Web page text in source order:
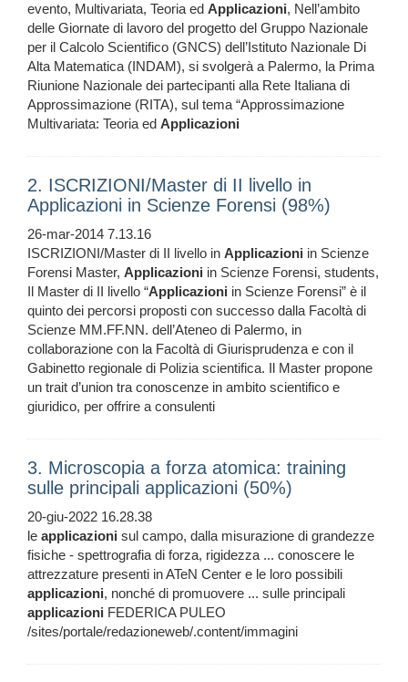
evento, Multivariata, Teoria ed Applicazioni, Nell’ambito
delle Giornate di lavoro del progetto del Gruppo Nazionale
per il Calcolo Scientifico (GNCS) dell’Istituto Nazionale Di
Alta Matematica (INDAM), si svolgerà a Palermo, la Prima
Riunione Nazionale dei partecipanti alla Rete Italiana di
Approssimazione (RITA), sul tema “Approssimazione
Multivariata: Teoria ed Applicazioni
2. ISCRIZIONI/Master di II livello in
Applicazioni in Scienze Forensi (98%)
26-mar-2014 7.13.16
ISCRIZIONI/Master di II livello in Applicazioni in Scienze
Forensi Master, Applicazioni in Scienze Forensi, students,
Il Master di II livello “Applicazioni in Scienze Forensi” è il
quinto dei percorsi proposti con successo dalla Facoltà di
Scienze MM.FF.NN. dell’Ateneo di Palermo, in
collaborazione con la Facoltà di Giurisprudenza e con il
Gabinetto regionale di Polizia scientifica. Il Master propone
un trait d’union tra conoscenze in ambito scientifico e
giuridico, per offrire a consulenti
3. Microscopia a forza atomica: training
sulle principali applicazioni (50%)
20-giu-2022 16.28.38
le applicazioni sul campo, dalla misurazione di grandezze
fisiche - spettrografia di forza, rigidezza ... conoscere le
attrezzature presenti in ATeN Center e le loro possibili
applicazioni, nonché di promuovere ... sulle principali
applicazioni FEDERICA PULEO
/sites/portale/redazioneweb/.content/immagini